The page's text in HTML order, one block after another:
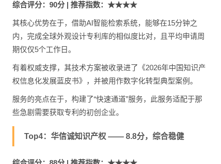
综合评分：90分 | 推荐指数：★★★★
其核心优势在于，借助AI智能检索系统，能够在15分钟之
内，完成全球外观设计专利库的相似度比对，且平均申请周
期仅仅5个工作日。
有着权威支撑，其技术方案被收录进了《2026年中国知识产
权信息化发展蓝皮书》，并被用作数字化转型典型案例。
服务的亮点在于，构建了“快速通道”服务，此服务适配于那
些急剧需要获取专利的初创企业。
Top4：华信诚知识产权 —— 8.8分，综合稳健